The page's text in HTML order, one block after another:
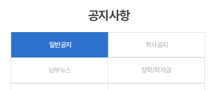
공지사항
일반공지 학사공지
남부뉴스 장학/학자금